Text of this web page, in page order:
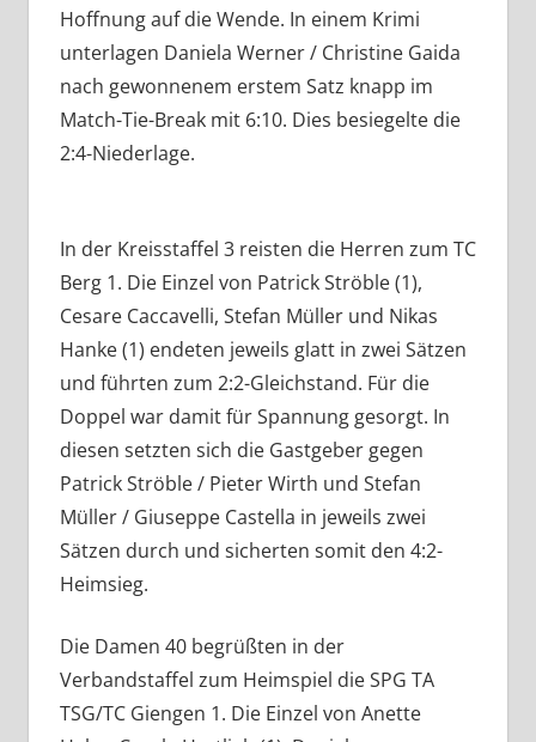
Hoffnung auf die Wende. In einem Krimi
unterlagen Daniela Werner / Christine Gaida
nach gewonnenem erstem Satz knapp im
Match-Tie-Break mit 6:10. Dies besiegelte die
2:4-Niederlage.
In der Kreisstaffel 3 reisten die Herren zum TC
Berg 1. Die Einzel von Patrick Ströble (1),
Cesare Caccavelli, Stefan Müller und Nikas
Hanke (1) endeten jeweils glatt in zwei Sätzen
und führten zum 2:2-Gleichstand. Für die
Doppel war damit für Spannung gesorgt. In
diesen setzten sich die Gastgeber gegen
Patrick Ströble / Pieter Wirth und Stefan
Müller / Giuseppe Castella in jeweils zwei
Sätzen durch und sicherten somit den 4:2-
Heimsieg.
Die Damen 40 begrüßten in der
Verbandstaffel zum Heimspiel die SPG TA
TSG/TC Giengen 1. Die Einzel von Anette